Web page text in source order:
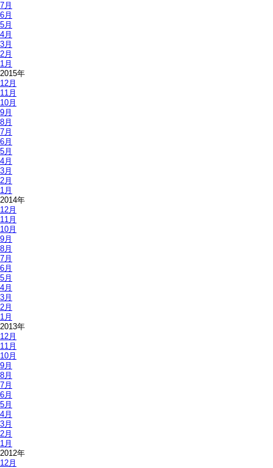
7月
6月
5月
4月
3月
2月
1月
2015年
12月
11月
10月
9月
8月
7月
6月
5月
4月
3月
2月
1月
2014年
12月
11月
10月
9月
8月
7月
6月
5月
4月
3月
2月
1月
2013年
12月
11月
10月
9月
8月
7月
6月
5月
4月
3月
2月
1月
2012年
12月